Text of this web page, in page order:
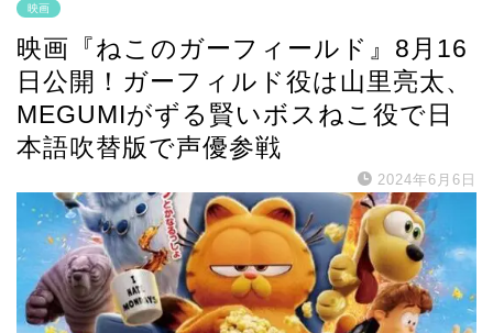
映画
映画『ねこのガーフィールド』8月16
日公開！ガーフィルド役は山里亮太、
MEGUMIがずる賢いボスねこ役で日
本語吹替版で声優参戦
2024年6月6日